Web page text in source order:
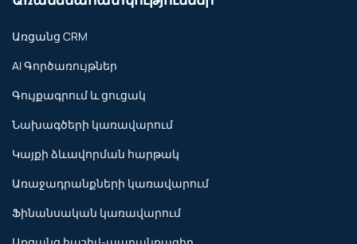
Առցանց CRM
AI Գործառույթներ
Գույքագրում և ցուցակ
Նախագծերի կառավարում
Կայքի ձևավորման հարթակ
Առաջադրանքների կառավարում
Ֆինանսական կառավարում